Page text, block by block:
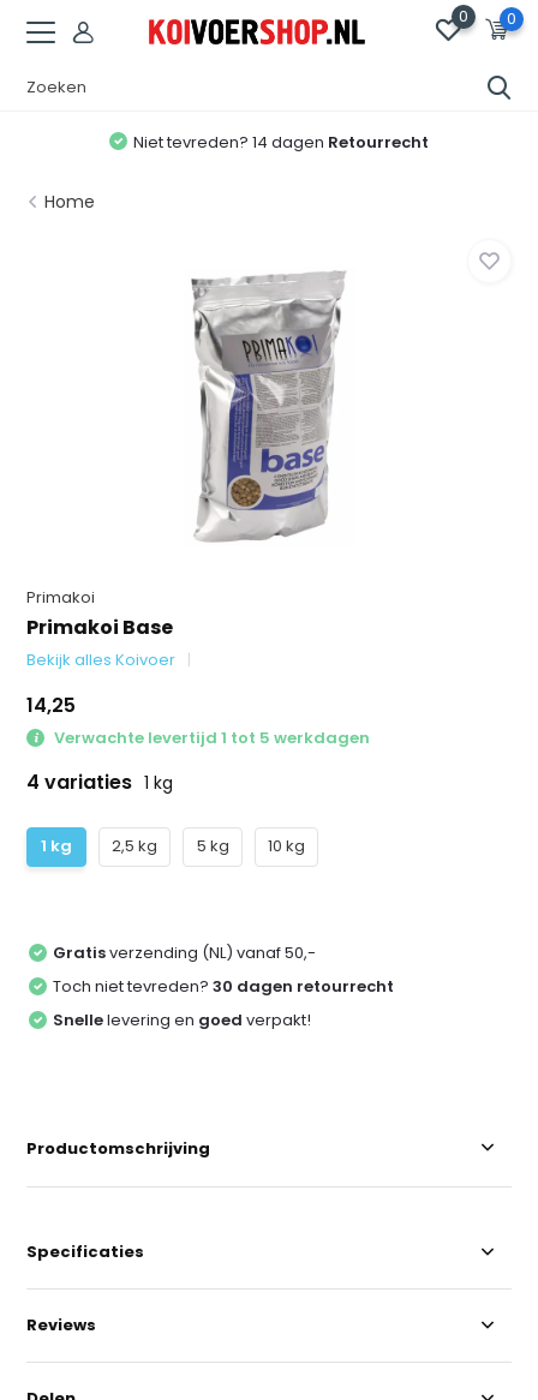
0 0
Niet tevreden? 14 dagen Retourrecht
Home
Primakoi
Primakoi Base
Bekijk alles Koivoer
14,25
Verwachte levertijd 1 tot 5 werkdagen
4 variaties 1 kg
1 kg 2,5 kg 5 kg 10 kg
Gratisverzending (NL) vanaf 50,-
Toch niet tevreden?30 dagen retourrecht
Snellelevering en goed verpakt!
Productomschrijving
Specificaties
Reviews